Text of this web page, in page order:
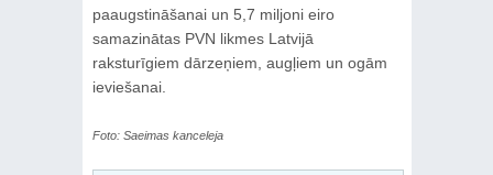
paaugstināšanai un 5,7 miljoni eiro
samazinātas PVN likmes Latvijā
raksturīgiem dārzeņiem, augļiem un ogām
ieviešanai.
Foto: Saeimas kanceleja